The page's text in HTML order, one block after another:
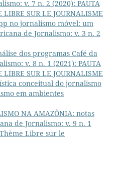
v. 7 n. 2 (2020): PAUTA
SUR LE JOURNALISME
no jornalismo móvel: um
de Jornalismo: v. 3 n. 2
dos programas Café da
v. 8 n. 1 (2021): PAUTA
SUR LE JOURNALISME
conceitual do jornalismo
em ambientes
NA AMAZÔNIA: notas
de Jornalismo: v. 9 n. 1
Libre sur le